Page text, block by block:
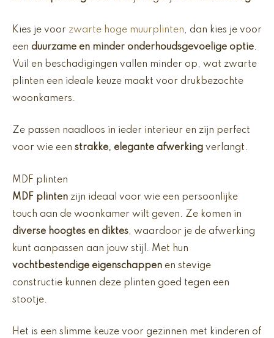
Kies je voor zwarte hoge muurplinten, dan kies je voor
een duurzame en minder onderhoudsgevoelige optie.
Vuil en beschadigingen vallen minder op, wat zwarte
plinten een ideale keuze maakt voor drukbezochte
woonkamers.
Ze passen naadloos in ieder interieur en zijn perfect
voor wie een strakke, elegante afwerking verlangt.
MDF plinten
MDF plinten zijn ideaal voor wie een persoonlijke
touch aan de woonkamer wilt geven. Ze komen in
diverse hoogtes en diktes, waardoor je de afwerking
kunt aanpassen aan jouw stijl. Met hun
vochtbestendige eigenschappen en stevige
constructie kunnen deze plinten goed tegen een
stootje.
Het is een slimme keuze voor gezinnen met kinderen of